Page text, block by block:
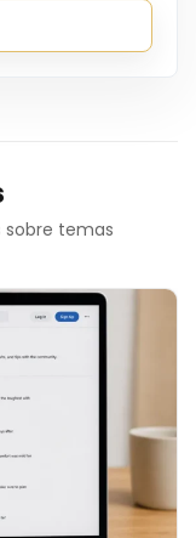
sobre temas